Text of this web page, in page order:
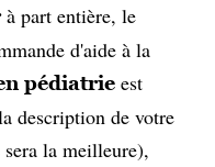
à part entière, le
d'aide à la
pédiatrie est
description de votre
la meilleure),